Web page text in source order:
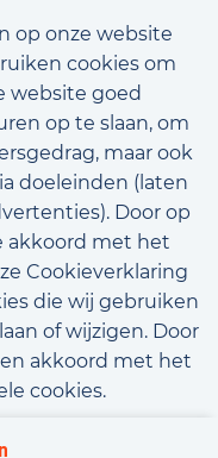
op onze website
cookies om
website goed
op te slaan, om
maar ook
doeleinden (laten
Door op
akkoord met het
Cookieverklaring
die wij gebruiken
of wijzigen. Door
akkoord met het
cookies.